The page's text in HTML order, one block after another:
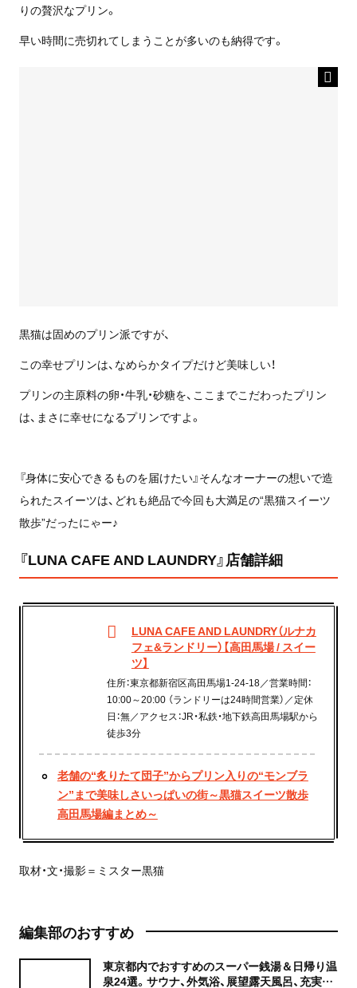
りの贅沢なプリン。
早い時間に売切れてしまうことが多いのも納得です。
黒猫は固めのプリン派ですが、
この幸せプリンは、なめらかタイプだけど美味しい！
プリンの主原料の卵・牛乳・砂糖を、ここまでこだわったプリン
は、まさに幸せになるプリンですよ。
『身体に安心できるものを届けたい』そんなオーナーの想いで造
られたスイーツは、どれも絶品で今回も大満足の“黒猫スイーツ
散歩”だったにゃー♪
『LUNA CAFE AND LAUNDRY』店舗詳細
LUNA CAFE AND LAUNDRY（ルナカ
フェ&ランドリー）【高田馬場 / スイー
ツ】
住所：東京都新宿区高田馬場1-24-18／営業時間：
10:00～20:00 （ランドリーは24時間営業）／定休
日：無／アクセス：JR・私鉄・地下鉄高田馬場駅から
徒歩3分
老舗の“炙りたて団子”からプリン入りの“モンブラ
ン”まで美味しさいっぱいの街～黒猫スイーツ散歩
高田馬場編まとめ～
取材・文・撮影＝ミスター黒猫
編集部のおすすめ
東京都内でおすすめのスーパー銭湯＆日帰り温
泉24選。サウナ、外気浴、展望露天風呂、充実の